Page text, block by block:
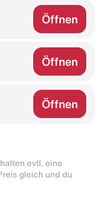
Öffnen
Öffnen
Öffnen
evtl. eine
gleich und du